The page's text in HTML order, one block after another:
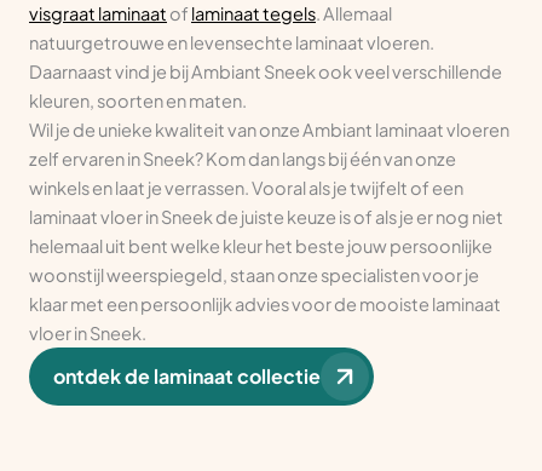
visgraat laminaat of laminaat tegels. Allemaal
natuurgetrouwe en levensechte laminaat vloeren.
Daarnaast vind je bij Ambiant Sneek ook veel verschillende
kleuren, soorten en maten.
Wil je de unieke kwaliteit van onze Ambiant laminaat vloeren
zelf ervaren in Sneek? Kom dan langs bij één van onze
winkels en laat je verrassen. Vooral als je twijfelt of een
laminaat vloer in Sneek de juiste keuze is of als je er nog niet
helemaal uit bent welke kleur het beste jouw persoonlijke
woonstijl weerspiegeld, staan onze specialisten voor je
klaar met een persoonlijk advies voor de mooiste laminaat
vloer in Sneek.
ontdek de laminaat collectie